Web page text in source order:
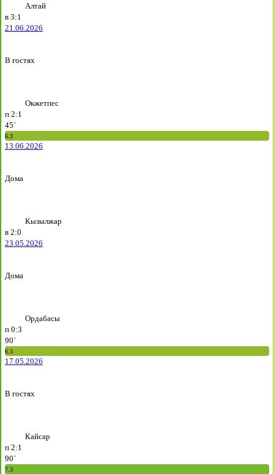
Алтай
в 3:1
21.06.2026
В гостях
Окжетпес
п 2:1
45`
6.3
13.06.2026
Дома
Кызылжар
в 2:0
23.05.2026
Дома
Ордабасы
п 0:3
90`
6.3
17.05.2026
В гостях
Кайсар
п 2:1
90`
7.3